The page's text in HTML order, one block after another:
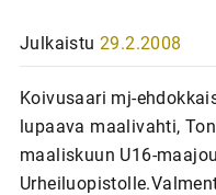
Julkaistu 29.2.2008
Koivusaari mj-
lupaava maalivahti,
maaliskuun U16-